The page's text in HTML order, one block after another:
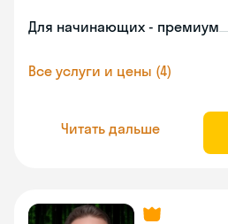
Для начинающих - премиум
Все услуги и цены (4)
Читать дальше